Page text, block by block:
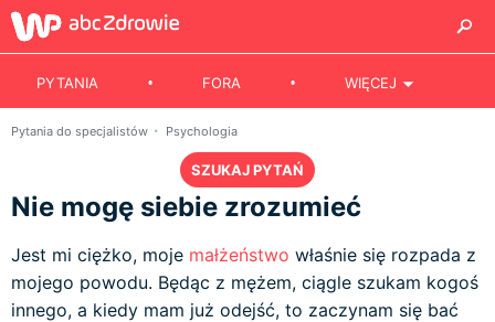
PYTANIA FORA WIĘCEJ
Pytania do specjalistów Psychologia
SZUKAJ PYTAŃ
Nie mogę siebie zrozumieć
Jest mi ciężko, moje małżeństwo właśnie się rozpada z
mojego powodu. Będąc z mężem, ciągle szukam kogoś
innego, a kiedy mam już odejść, to zaczynam się bać